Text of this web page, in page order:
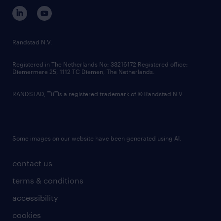
corporate governance
randstad innovation fund
country websites
contact us
terms & conditions
accessibility
cookies
Randstad N.V.
Registered in The Netherlands No: 33216172 Registered office:
Diemermere 25, 1112 TC Diemen, The Netherlands.
RANDSTAD, is a registered trademark of © Randstad N.V.
Some images on our website have been generated using AI.